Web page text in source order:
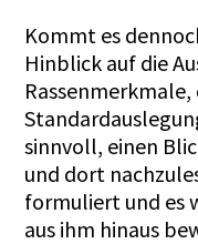
Kommt es
Hinblick auf die
sinnvoll, einen
und dort
formuliert und es
aus ihm hinaus